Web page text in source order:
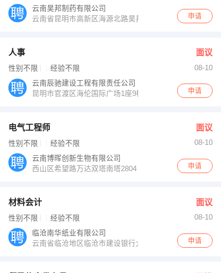
云南昊邦制药有限公司
云南省昆明市高新区海源北路昊邦大厦
申请
人事 面议
性别不限 经验不限
08-10
云南辰驰建设工程有限责任公司
昆明市官渡区海伦国际广场1座9楼
申请
电气工程师 面议
性别不限 经验不限
08-10
云南博晖创新生物有限公司
西山区希望路万达双塔南塔2804
申请
材料会计 面议
性别不限 经验不限
08-10
临沧南华纸业有限公司
云南省临沧地区临沧市建设银行大厦七楼
申请